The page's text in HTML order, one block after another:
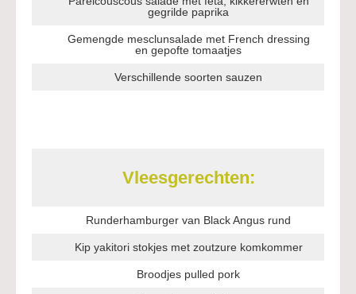
gegrilde paprika
Gemengde mesclunsalade met French dressing
en gepofte tomaatjes
Verschillende soorten sauzen
Vleesgerechten:
Runderhamburger van Black Angus rund
Kip yakitori stokjes met zoutzure komkommer
Broodjes pulled pork